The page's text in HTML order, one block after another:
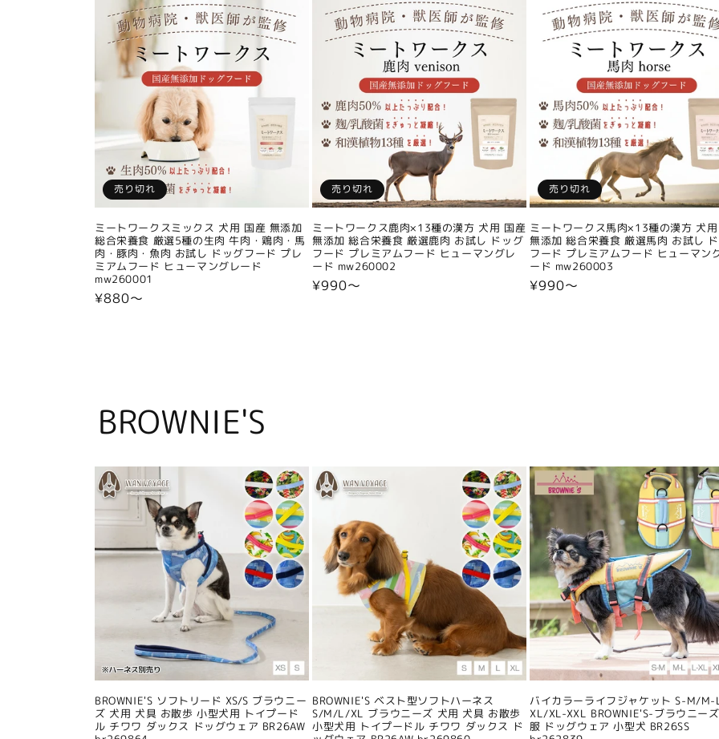
売り切れ
ミートワークスミックス 犬用 国産 無添加
総合栄養食 厳選5種の生肉 牛肉・鶏肉・馬
肉・豚肉・魚肉 お試し ドッグフード プレ
ミアムフード ヒューマングレード
mw260001
通
¥880〜
売り切れ
ミートワークス鹿肉×13種の漢方 犬用 国産
無添加 総合栄養食 厳選鹿肉 お試し ドッグ
フード プレミアムフード ヒューマングレ
ード mw260002
通
¥990〜
売り切れ
ミートワークス馬肉×13種の漢方 犬
無添加 総合栄養食 厳選馬肉 お試し
フード プレミアムフード ヒューマン
ード mw260003
通
¥990〜
BROWNIE'S
BROWNIE'S ソフトリード XS/S ブラウニー
ズ 犬用 犬具 お散歩 小型犬用 トイプード
ル チワワ ダックス ドッグウェア BR26AW
BROWNIE'S ベスト型ソフトハーネス
S/M/L/XL ブラウニーズ 犬用 犬具 お散歩
小型犬用 トイプードル チワワ ダックス ド
バイカラーライフジャケット S-M/
XL/XL-XXL BROWNIE'S-ブラウニー
服 ドッグウェア 小型犬 BR26SS